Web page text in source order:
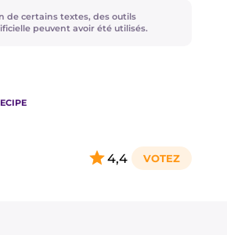
de certains textes, des outils
peuvent avoir été utilisés.
4,4